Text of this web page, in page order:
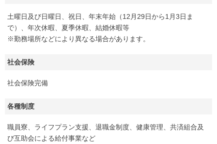
土曜日及び日曜日、祝日、年末年始（12月29日から1月3日ま
で）、年次休暇、夏季休暇、結婚休暇等
※勤務場所などにより異なる場合があります。
社会保険
社会保険完備
各種制度
職員寮、ライフプラン支援、退職金制度、健康管理、共済組合及
び互助会による給付事業など